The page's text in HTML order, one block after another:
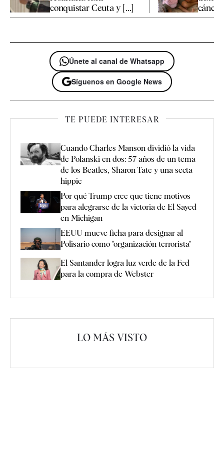
conquistar Ceuta y [...]
cáncer
Únete al canal de Whatsapp
Síguenos en Google News
TE PUEDE INTERESAR
Cuando Charles Manson dividió la vida
de Polanski en dos: 57 años de un tema
de los Beatles, Sharon Tate y una secta
hippie
Por qué Trump cree que tiene motivos
para alegrarse de la victoria de El Sayed
en Michigan
EEUU mueve ficha para designar al
Polisario como "organización terrorista"
El Santander logra luz verde de la Fed
para la compra de Webster
LO MÁS VISTO